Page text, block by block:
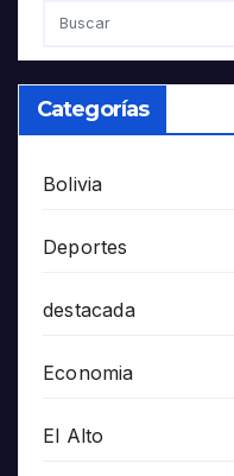
Categorías
Bolivia
Deportes
destacada
Economia
El Alto